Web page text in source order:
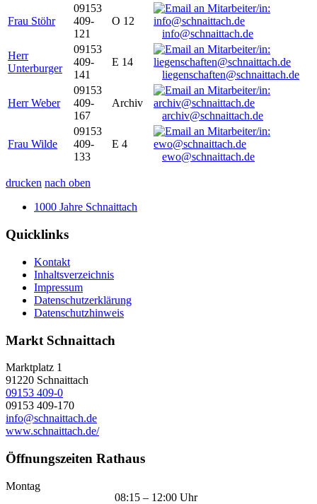
Frau Stöhr
09153
409-
121
O 12
info@schnaittach.de
Herr
Unterburger
09153
409-
141
E 14
liegenschaften@schnaittach.de
Herr Weber
09153
409-
167
Archiv
archiv@schnaittach.de
Frau Wilde
09153
409-
133
E 4
ewo@schnaittach.de
drucken nach oben
1000 Jahre Schnaittach
Quicklinks
Kontakt
Inhaltsverzeichnis
Impressum
Datenschutzerklärung
Datenschutzhinweis
Markt Schnaittach
Marktplatz 1
91220 Schnaittach
09153 409-0
09153 409-170
info@schnaittach.de
www.schnaittach.de/
Öffnungszeiten Rathaus
Montag
08:15 – 12:00 Uhr